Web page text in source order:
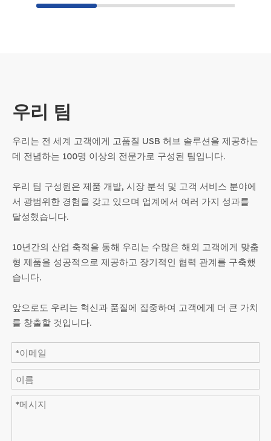
우리 팀
우리는 전 세계 고객에게 고품질 USB 허브 솔루션을 제공하는
데 전념하는 100명 이상의 전문가로 구성된 팀입니다.
우리 팀 구성원은 제품 개발, 시장 분석 및 고객 서비스 분야에
서 광범위한 경험을 갖고 있으며 업계에서 여러 가지 성과를
달성했습니다.
10년간의 산업 축적을 통해 우리는 수많은 해외 ​​고객에게 맞춤
형 제품을 성공적으로 제공하고 장기적인 협력 관계를 구축했
습니다.
앞으로도 우리는 혁신과 품질에 집중하여 고객에게 더 큰 가치
를 창출할 것입니다.